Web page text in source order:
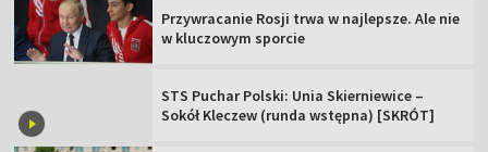
Przywracanie Rosji trwa w najlepsze. Ale nie
w kluczowym sporcie
STS Puchar Polski: Unia Skierniewice –
Sokół Kleczew (runda wstępna) [SKRÓT]